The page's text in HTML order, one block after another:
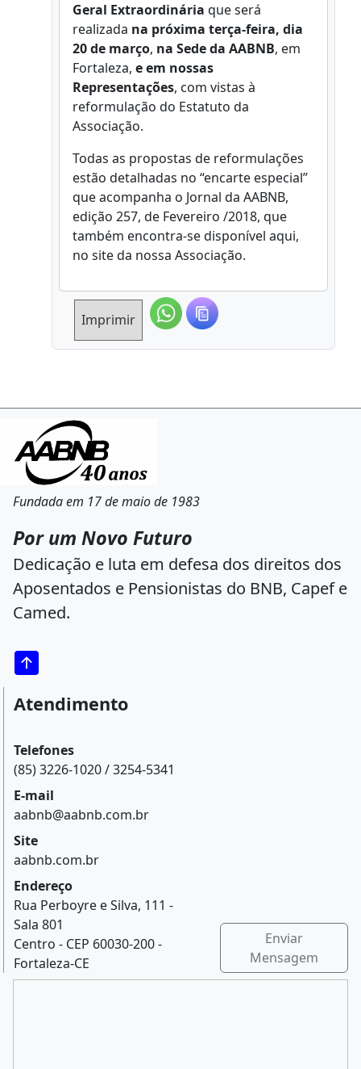
Geral Extraordinária que será
realizada na próxima terça-feira, dia
20 de março, na Sede da AABNB, em
Fortaleza, e em nossas
Representações, com vistas à
reformulação do Estatuto da
Associação.
Todas as propostas de reformulações
estão detalhadas no “encarte especial”
que acompanha o Jornal da AABNB,
edição 257, de Fevereiro /2018, que
também encontra-se disponível aqui,
no site da nossa Associação.
Imprimir
Fundada em 17 de maio de 1983
Por um Novo Futuro
Dedicação e luta em defesa dos direitos dos
Aposentados e Pensionistas do BNB, Capef e
Camed.
Atendimento
Telefones
(85) 3226-1020 / 3254-5341
E-mail
aabnb@aabnb.com.br
Site
aabnb.com.br
Endereço
Rua Perboyre e Silva, 111 -
Sala 801
Centro - CEP 60030-200 -
Fortaleza-CE
Enviar
Mensagem